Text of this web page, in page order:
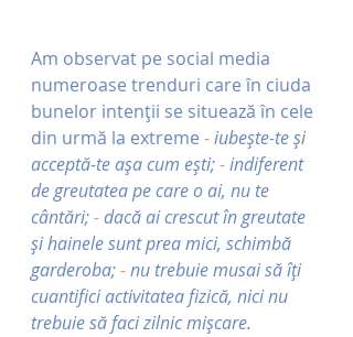
Am observat pe social media
numeroase trenduri care în ciuda
bunelor intenții se situează în cele
din urmă la extreme - iubește-te și
acceptă-te așa cum ești; - indiferent
de greutatea pe care o ai, nu te
cântări; - dacă ai crescut în greutate
și hainele sunt prea mici, schimbă
garderoba; - nu trebuie musai să îți
cuantifici activitatea fizică, nici nu
trebuie să faci zilnic mișcare.